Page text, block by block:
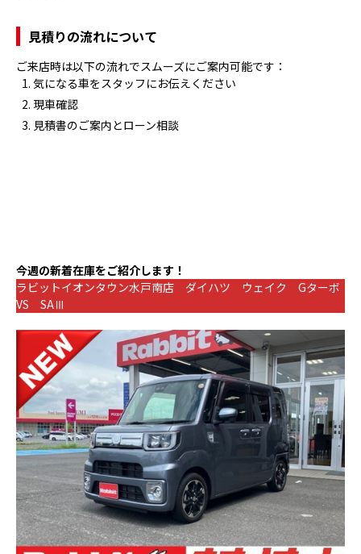
見積りの流れについて
ご来店時は以下の流れでスムーズにご案内可能です：
気になる車をスタッフにお伝えください
現車確認
見積書のご案内とローン相談
今週の新着在庫をご紹介します！
ラビットイオンタウン水戸南店 ダイハツ ウェイク Gターボ
VS SAⅢ